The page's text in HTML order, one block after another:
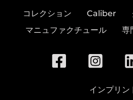
コレクション Caliber
マニュファクチュール
専
インプリン